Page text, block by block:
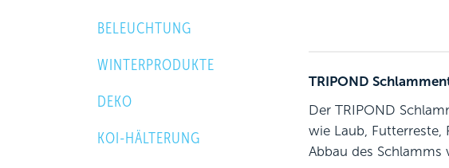
BELEUCHTUNG
WINTERPRODUKTE
DEKO
KOI-HÄLTERUNG
TRIPOND
Der TRIPOND
wie Laub,
Abbau des Schlamms